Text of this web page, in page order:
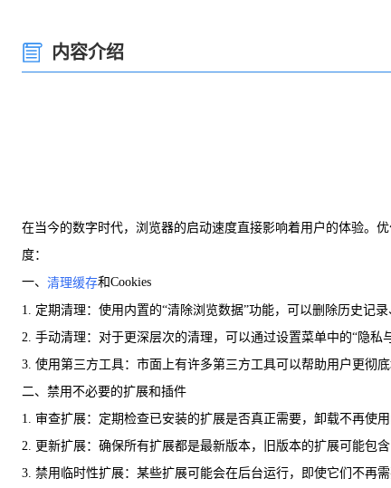
内容介绍
在当今的数字时代，浏览器的启动速度直接影响着用户的体验。
度：
一、 清理缓存和Cookies
1. 定期清理：使用内置的“清除浏览数据”功能，可以删除历史记
2. 手动清理：对于更深层次的清理，可以通过设置菜单中的“隐私
3. 使用第三方工具：市面上有许多第三方工具可以帮助用户更彻底
二、禁用不必要的扩展和插件
1. 审查扩展：定期检查已安装的扩展是否真正需要，卸载不再使
2. 更新扩展：确保所有扩展都是最新版本，旧版本的扩展可能包含
3. 禁用临时性扩展：某些扩展可能会在后台运行，即使它们不再需